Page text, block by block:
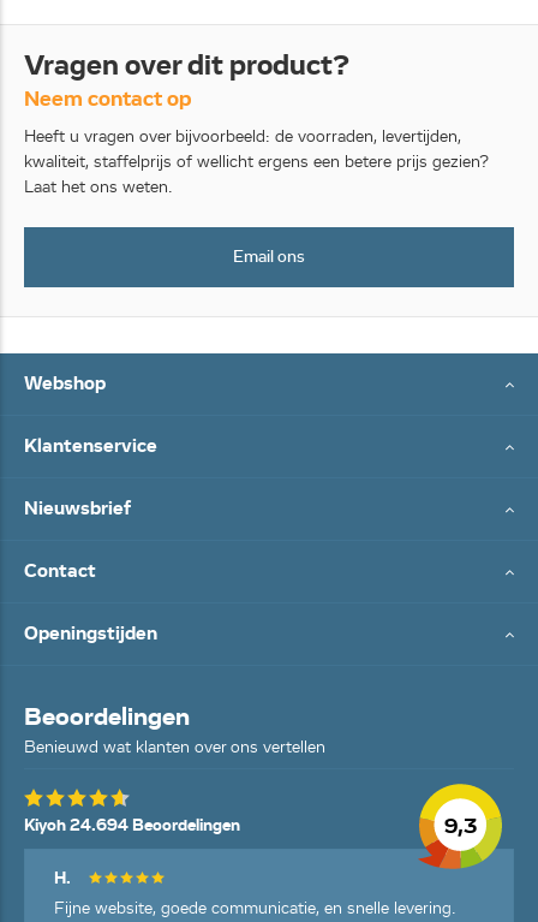
Vragen over dit product?
Neem contact op
Heeft u vragen over bijvoorbeeld: de voorraden, levertijden,
kwaliteit, staffelprijs of wellicht ergens een betere prijs gezien?
Laat het ons weten.
Email ons
Webshop
Klantenservice
Nieuwsbrief
Contact
Openingstijden
Beoordelingen
Benieuwd wat klanten over ons vertellen
9,3
Kiyoh 24.694 Beoordelingen
H.
Fijne website, goede communicatie, en snelle levering.